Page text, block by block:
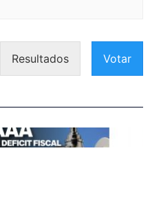
Resultados Votar